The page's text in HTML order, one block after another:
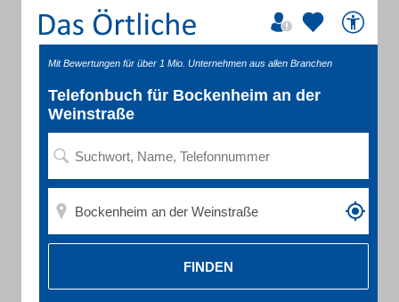
Mit Bewertungen für über 1 Mio. Unternehmen aus allen Branchen
Telefonbuch für Bockenheim an der
Weinstraße
FINDEN